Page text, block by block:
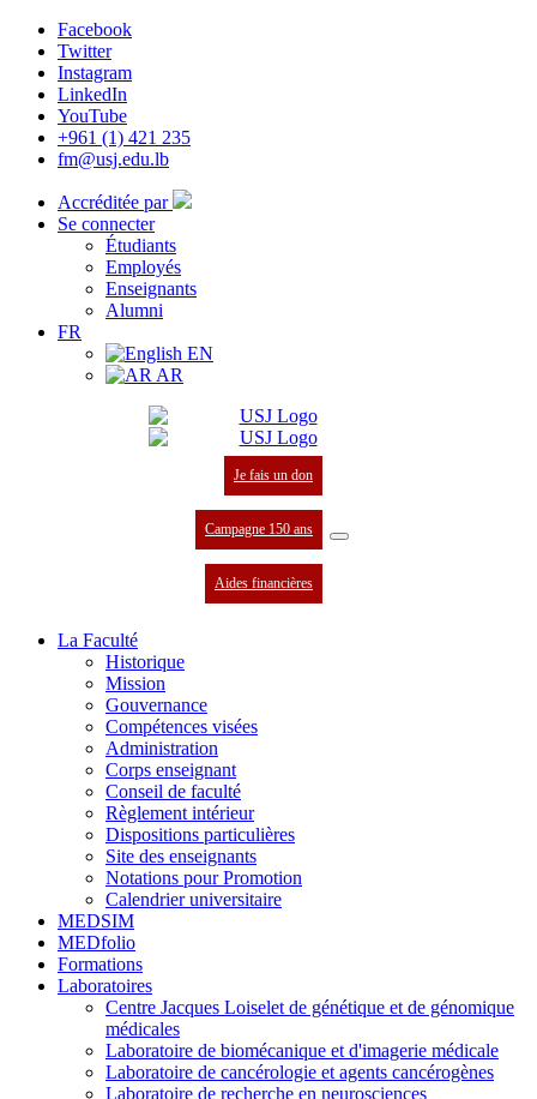
Facebook
Twitter
Instagram
LinkedIn
YouTube
+961 (1) 421 235
fm@usj.edu.lb
Accréditée par
Se connecter
Étudiants
Employés
Enseignants
Alumni
FR
EN
AR
Je fais un don
Campagne 150 ans
Aides financières
La Faculté
Historique
Mission
Gouvernance
Compétences visées
Administration
Corps enseignant
Conseil de faculté
Règlement intérieur
Dispositions particulières
Site des enseignants
Notations pour Promotion
Calendrier universitaire
MEDSIM
MEDfolio
Formations
Laboratoires
Centre Jacques Loiselet de génétique et de génomique
médicales
Laboratoire de biomécanique et d'imagerie médicale
Laboratoire de cancérologie et agents cancérogènes
Laboratoire de recherche en neurosciences